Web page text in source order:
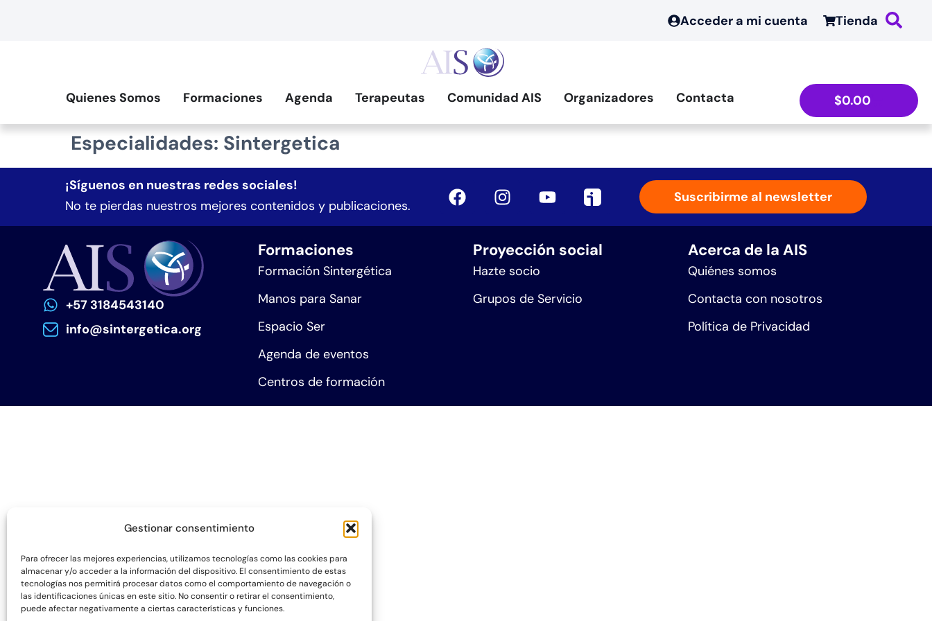
Gestionar consentimiento
Para ofrecer las mejores experiencias, utilizamos tecnologías como las cookies para
almacenar y/o acceder a la información del dispositivo. El consentimiento de estas
tecnologías nos permitirá procesar datos como el comportamiento de navegación o
las identificaciones únicas en este sitio. No consentir o retirar el consentimiento,
puede afectar negativamente a ciertas características y funciones.
Acceder a mi cuenta Tienda
Quienes Somos Formaciones Agenda Terapeutas Comunidad AIS Organizadores Contacta $0.00
Especialidades: Sintergetica
¡Síguenos en nuestras redes sociales!
No te pierdas nuestros mejores contenidos y publicaciones.
Suscribirme al newsletter
+57 3184543140
info@sintergetica.org
Formaciones
Formación Sintergética
Manos para Sanar
Espacio Ser
Agenda de eventos
Centros de formación
Proyección social
Hazte socio
Grupos de Servicio
Acerca de la AIS
Quiénes somos
Contacta con nosotros
Política de Privacidad